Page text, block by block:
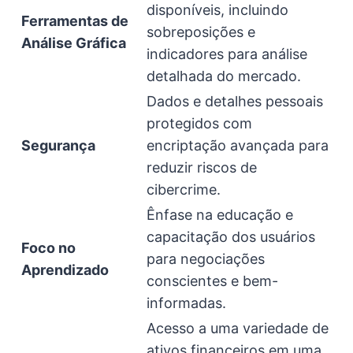
Ferramentas de
Análise Gráfica
disponíveis, incluindo
sobreposições e
indicadores para análise
detalhada do mercado.
Segurança
Dados e detalhes pessoais
protegidos com
encriptação avançada para
reduzir riscos de
cibercrime.
Foco no
Aprendizado
Ênfase na educação e
capacitação dos usuários
para negociações
conscientes e bem-
informadas.
Acesso a uma variedade de